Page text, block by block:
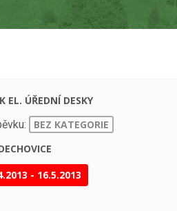
EL. ÚŘEDNÍ DESKY
BEZ KATEGORIE
- 16.5.2013